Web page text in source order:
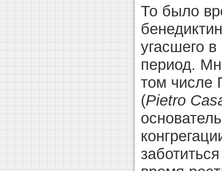
То было
угасшего
период.
том числе
(Pietro